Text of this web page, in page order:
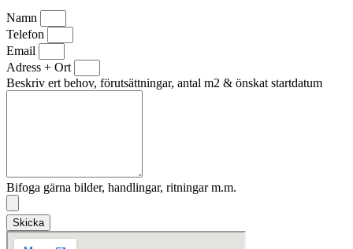
Namn
Telefon
Email
Adress + Ort
Beskriv ert behov, förutsättningar, antal m2 & önskat startdatum
Bifoga gärna bilder, handlingar, ritningar m.m.
Skicka